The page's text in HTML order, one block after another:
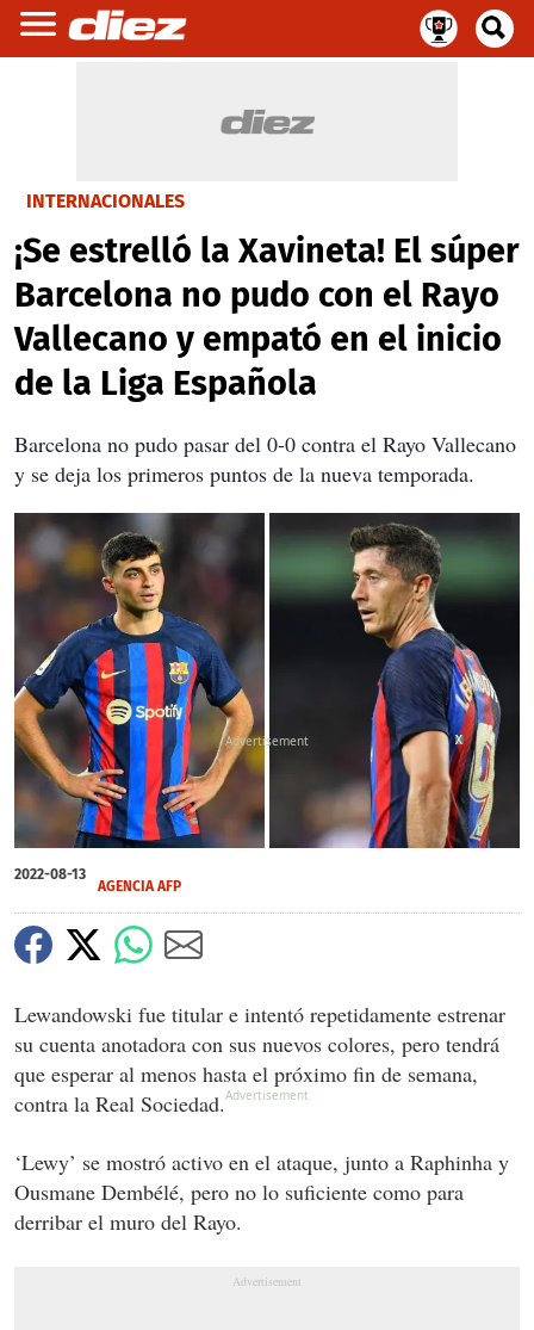
INTERNACIONALES
¡Se estrelló la Xavineta! El súper
Barcelona no pudo con el Rayo
Vallecano y empató en el inicio
de la Liga Española
Barcelona no pudo pasar del 0-0 contra el Rayo Vallecano
y se deja los primeros puntos de la nueva temporada.
X
X
2022-08-13
AGENCIA AFP
Lewandowski fue titular e intentó repetidamente estrenar
su cuenta anotadora con sus nuevos colores, pero tendrá
que esperar al menos hasta el próximo fin de semana,
contra la Real Sociedad.
‘Lewy’ se mostró activo en el ataque, junto a Raphinha y
Ousmane Dembélé, pero no lo suficiente como para
derribar el muro del Rayo.